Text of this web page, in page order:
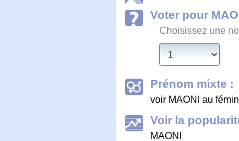
Voter pour
Choisissez une
Prénom mixte :
voir MAONI au
Voir la
MAONI